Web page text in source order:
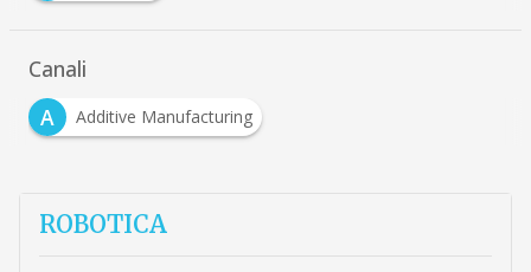
Canali
A
Additive Manufacturing
ROBOTICA